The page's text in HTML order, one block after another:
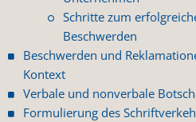
Schritte zum
Beschwerden
Beschwerden und
Kontext
Verbale und nonverbale
Formulierung des